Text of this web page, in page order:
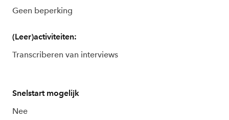
Geen beperking
(Leer)activiteiten:
Transcriberen van interviews
Snelstart mogelijk
Nee